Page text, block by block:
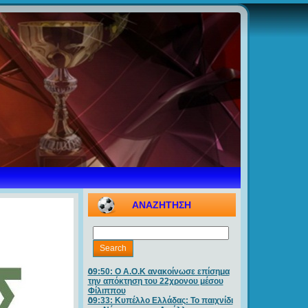
ΑΝΑΖΗΤΗΣΗ
09:50: O A.O.K ανακοίνωσε επίσημα
την απόκτηση του 22χρονου μέσου
Φίλιππου
09:33: Κυπέλλο Ελλάδας: Το παιχνίδι